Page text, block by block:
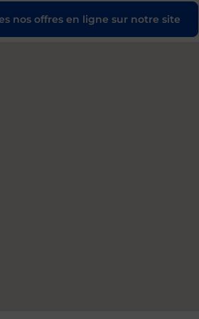
nos offres en ligne sur notre site